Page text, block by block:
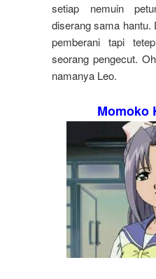
setiap nemuin
diserang sama hantu.
pemberani tapi
seorang pengecut.
namanya Leo.
Momoko